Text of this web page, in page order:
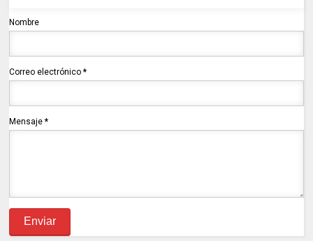
Nombre
Correo electrónico*
Mensaje*